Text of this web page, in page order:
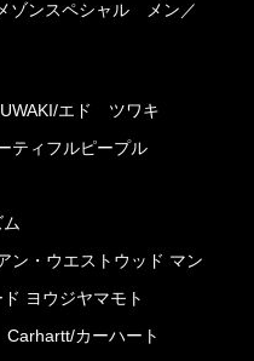
ゾンスペシャル メン／
エド ツワキ
ティフルピープル
ン・ウエストウッド マン
ヨウジヤマモト
Carhartt/カーハート